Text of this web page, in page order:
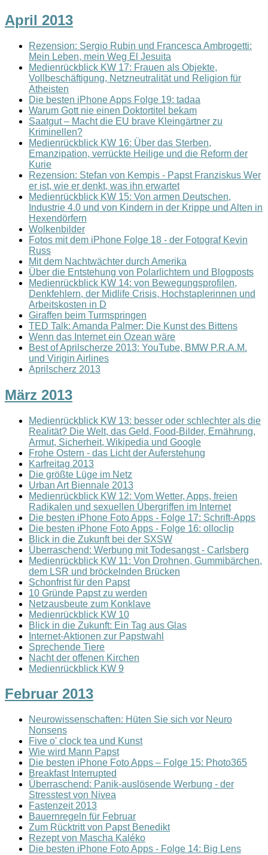
April 2013
Rezension: Sergio Rubin und Francesca Ambrogetti:
Mein Leben, mein Weg El Jesuita
Medienrückblick KW 17: Frauen als Objekte,
Vollbeschäftigung, Netzneutralität und Religion für
Atheisten
Die besten iPhone Apps Folge 19: tadaa
Warum Gott nie einen Doktortitel bekam
Saatgut – Macht die EU brave Kleingärtner zu
Kriminellen?
Medienrückblick KW 16: Über das Sterben,
Emanzipation, verrückte Heilige und die Reform der
Kurie
Rezension: Stefan von Kempis - Papst Franziskus Wer
er ist, wie er denkt, was ihn erwartet
Medienrückblick KW 15: Von armen Deutschen,
Industrie 4.0 und von Kindern in der Krippe und Alten in
Hexendörfern
Wolkenbilder
Fotos mit dem iPhone Folge 18 - der Fotograf Kevin
Russ
Mit dem Nachtwächter durch Amerika
Über die Entstehung von Polarlichtern und Blogposts
Medienrückblick KW 14: von Bewegungsprofilen,
Denkfehlern, der Midlife Crisis, Hochstaplerinnen und
Arbeitskosten in D
Giraffen beim Turmspringen
TED Talk: Amanda Palmer: Die Kunst des Bittens
Wenn das Internet ein Ozean wäre
Best of Aprilscherze 2013: YouTube, BMW P.R.A.M.
und Virigin Airlines
Aprilscherz 2013
März 2013
Medienrückblick KW 13: besser oder schlechter als die
Realität? Die Welt, das Geld, Food-Bilder, Ernährung,
Armut, Sicherheit, Wikipedia und Google
Frohe Ostern - das Licht der Auferstehung
Karfreitag 2013
Die größte Lüge im Netz
Urban Art Biennale 2013
Medienrückblick KW 12: Vom Wetter, Apps, freien
Radikalen und sexuellen Übergriffen im Internet
Die besten iPhone Foto Apps - Folge 17: Schrift-Apps
Die besten iPhone Foto Apps - Folge 16: olloclip
Blick in die Zukunft bei der SXSW
Überraschend: Werbung mit Todesangst - Carlsberg
Medienrückblick KW 11: Von Drohnen, Gummibärchen,
dem LSR und bröckelnden Brücken
Schonfrist für den Papst
10 Gründe Papst zu werden
Netzausbeute zum Konklave
Medienrückblick KW 10
Blick in die Zukunft: Ein Tag aus Glas
Internet-Aktionen zur Papstwahl
Sprechende Tiere
Nacht der offenen Kirchen
Medienrückblick KW 9
Februar 2013
Neurowissenschaften: Hüten Sie sich vor Neuro
Nonsens
Five o' clock tea und Kunst
Wie wird Mann Papst
Die besten iPhone Foto Apps – Folge 15: Photo365
Breakfast Interrupted
Überraschend: Panik-auslösende Werbung - der
Stresstest von Nivea
Fastenzeit 2013
Bauernregeln für Februar
Zum Rücktritt von Papst Benedikt
Rezept von Mascha Kaléko
Die besten iPhone Foto Apps - Folge 14: Big Lens